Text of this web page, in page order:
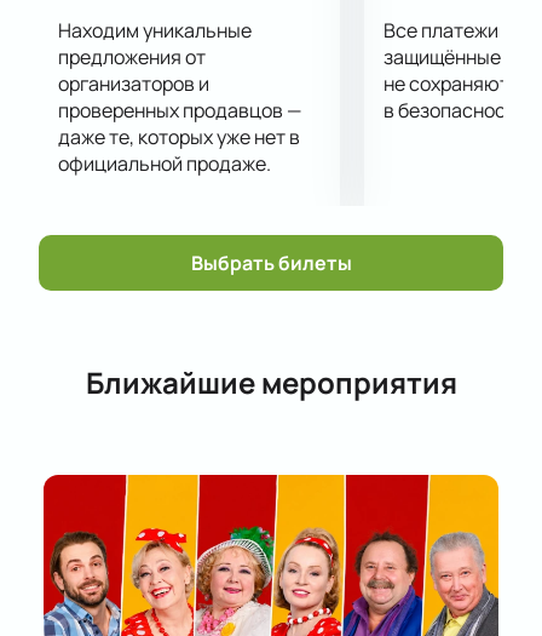
Находим уникальные
предложения от
организаторов и
проверенных продавцов —
даже те, которых уже нет в
официальной продаже.
Все платежи
защищённые
не сохраняются
в безопасности.
Выбрать билеты
Ближайшие мероприятия